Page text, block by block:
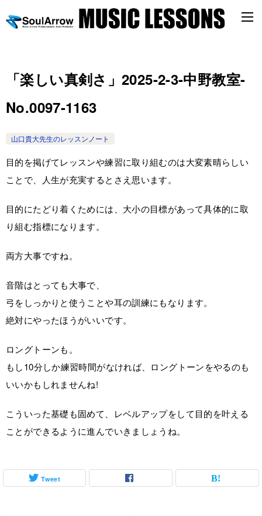
「楽しい真剣さ」2025-2-3-中野教室-
No.0097-1163
山口貴大先生のレッスンノート
目的を掲げてレッスンや練習に取り組むのは大変素晴らしい
ことで、人生が充実するとさえ思います。
目的にたどり着くためには、大小の目標があって具体的に取
り組む指標になります。
両方大事ですね。
音階はとっても大事で、
弓をしっかりと使うことや耳の訓練にもなります。
絶対にやったほうがいいです。
ロングトーンも。
もし10分しか練習時間がなければ、ロングトーンをやるのも
いいかもしれませんね!
こういった基礎も固めて、レベルアップをして目的を叶える
ことができるように進んでいきましょうね。
Tweet